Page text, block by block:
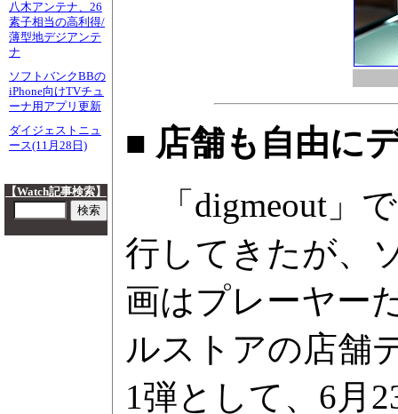
八木アンテナ、26
素子相当の高利得/
薄型地デジアンテ
ナ
ソフトバンクBBの
iPhone向けTVチュ
ーナ用アプリ更新
ダイジェストニュ
ース(11月28日)
【Watch記事検索】
■ 店舗も自由に
「digmeout」
行してきたが、
画はプレーヤー
ルストアの店舗
1弾として、6月